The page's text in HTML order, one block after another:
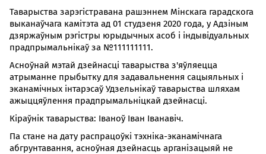
Таварыства зарэгістравана рашэннем Мінскага гарадскога
выканаўчага камітэта ад 01 студзеня 2020 года, у Адзіным
дзяржаўным рэгістры юрыдычных асоб і індывідуальных
прадпрымальнікаў за №111111111.
Асноўнай мэтай дзейнасці таварыства з'яўляецца
атрыманне прыбытку для задавальнення сацыяльных і
эканамічных інтарэсаў Удзельнікаў таварыства шляхам
ажыццяўлення прадпрымальніцкай дзейнасці.
Кіраўнік таварыства: Іваноў Іван Іванавіч.
Па стане на дату распрацоўкі тэхніка-эканамічнага
абгрунтавання, асноўная дзейнасць арганізацыяй не